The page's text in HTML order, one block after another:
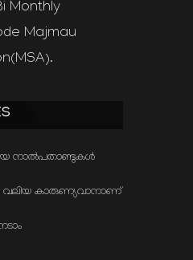
Monthly
Majmau
നാൽപതാണ്ടുകൾ
വലിയ കാരുണ്യവാനാണ്